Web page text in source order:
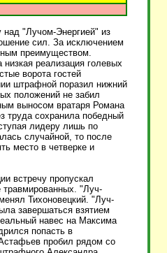
"Лучом-Энергией" из
сил. За исключением
преимуществом.
реализация голевых
ворота гостей
штрафной поразил нижний
положений не забил
выносом вратаря Романа
труда сохранила победный
лидеру лишь по
случайной, то после
место в четверке и
встречу пропускал
"Луч-
Тихоновецкий. "Луч-
завершаться взятием
навес на Максима
попасть в
пробил рядом со